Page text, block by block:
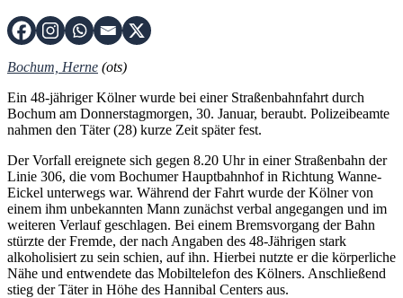
Bochum, Herne (ots)
Ein 48-jähriger Kölner wurde bei einer Straßenbahnfahrt durch
Bochum am Donnerstagmorgen, 30. Januar, beraubt. Polizeibeamte
nahmen den Täter (28) kurze Zeit später fest.
Der Vorfall ereignete sich gegen 8.20 Uhr in einer Straßenbahn der
Linie 306, die vom Bochumer Hauptbahnhof in Richtung Wanne-
Eickel unterwegs war. Während der Fahrt wurde der Kölner von
einem ihm unbekannten Mann zunächst verbal angegangen und im
weiteren Verlauf geschlagen. Bei einem Bremsvorgang der Bahn
stürzte der Fremde, der nach Angaben des 48-Jährigen stark
alkoholisiert zu sein schien, auf ihn. Hierbei nutzte er die körperliche
Nähe und entwendete das Mobiltelefon des Kölners. Anschließend
stieg der Täter in Höhe des Hannibal Centers aus.